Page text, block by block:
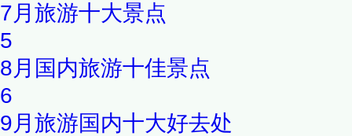
7月旅游十大景点
5
8月国内旅游十佳景点
6
9月旅游国内十大好去处